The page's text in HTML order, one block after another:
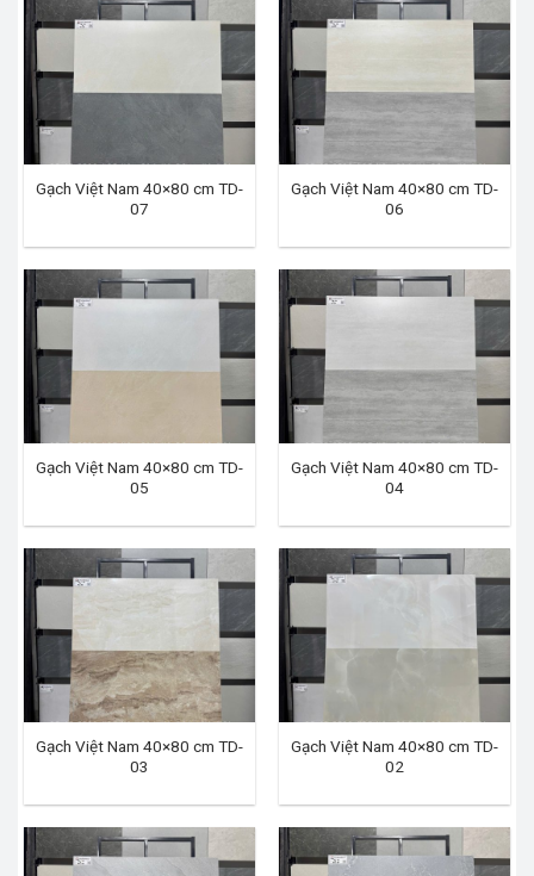
Gạch Việt Nam 40×80 cm TD-
07
Gạch Việt Nam 40×80 cm TD-
06
Gạch Việt Nam 40×80 cm TD-
05
Gạch Việt Nam 40×80 cm TD-
04
Gạch Việt Nam 40×80 cm TD-
03
Gạch Việt Nam 40×80 cm TD-
02